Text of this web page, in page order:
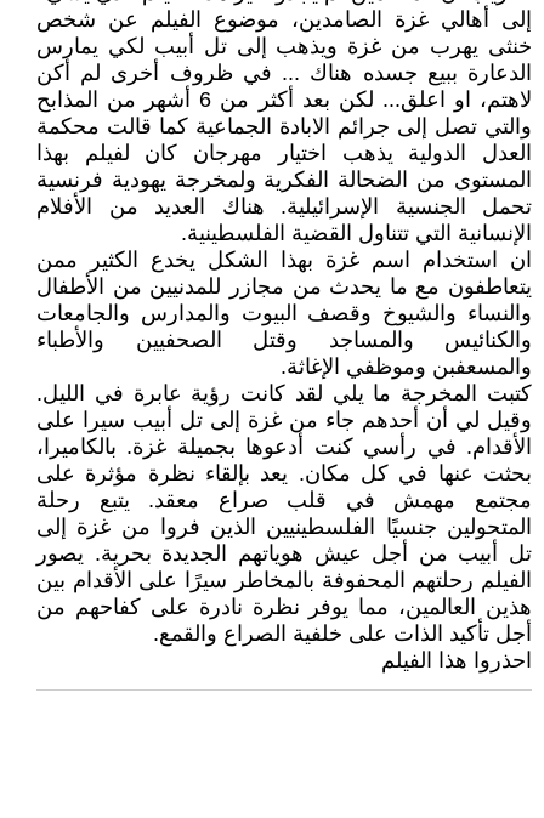
إلى أهالي غزة الصامدين، موضوع الفيلم عن شخص
خنثى يهرب من غزة ويذهب إلى تل أبيب لكي يمارس
الدعارة ببيع جسده هناك ... في ظروف أخرى لم أكن
لاهتم، او اعلق... لكن بعد أكثر من 6 أشهر من المذابح
والتي تصل إلى جرائم الابادة الجماعية كما قالت محكمة
العدل الدولية يذهب اختيار مهرجان كان لفيلم بهذا
المستوى من الضحالة الفكرية ولمخرجة يهودية فرنسية
تحمل الجنسية الإسرائيلية. هناك العديد من الأفلام
الإنسانية التي تتناول القضية الفلسطينية.
ان استخدام اسم غزة بهذا الشكل يخدع الكثير ممن
يتعاطفون مع ما يحدث من مجازر للمدنيين من الأطفال
والنساء والشيوخ وقصف البيوت والمدارس والجامعات
والكنائيس والمساجد وقتل الصحفيين والأطباء
والمسعفبن وموظفي الإغاثة.
كتبت المخرجة ما يلي لقد كانت رؤية عابرة في الليل.
وقيل لي أن أحدهم جاء من غزة إلى تل أبيب سيرا على
الأقدام. في رأسي كنت أدعوها بجميلة غزة. بالكاميرا،
بحثت عنها في كل مكان. يعد بإلقاء نظرة مؤثرة على
مجتمع مهمش في قلب صراع معقد. يتبع رحلة
المتحولين جنسيًا الفلسطينيين الذين فروا من غزة إلى
تل أبيب من أجل عيش هوياتهم الجديدة بحرية. يصور
الفيلم رحلتهم المحفوفة بالمخاطر سيرًا على الأقدام بين
هذين العالمين، مما يوفر نظرة نادرة على كفاحهم من
أجل تأكيد الذات على خلفية الصراع والقمع.
احذروا هذا الفيلم